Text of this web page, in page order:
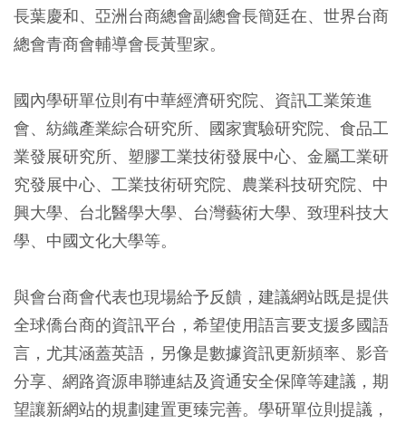
長葉慶和、亞洲台商總會副總會長簡廷在、世界台商
總會青商會輔導會長黃聖家。
國內學研單位則有中華經濟研究院、資訊工業策進
會、紡織產業綜合研究所、國家實驗研究院、食品工
業發展研究所、塑膠工業技術發展中心、金屬工業研
究發展中心、工業技術研究院、農業科技研究院、中
興大學、台北醫學大學、台灣藝術大學、致理科技大
學、中國文化大學等。
與會台商會代表也現場給予反饋，建議網站既是提供
全球僑台商的資訊平台，希望使用語言要支援多國語
言，尤其涵蓋英語，另像是數據資訊更新頻率、影音
分享、網路資源串聯連結及資通安全保障等建議，期
望讓新網站的規劃建置更臻完善。學研單位則提議，